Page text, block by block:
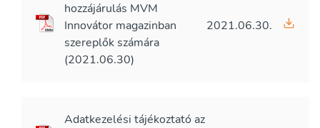
hozzájárulás MVM
Innovátor magazinban
szereplők számára
(2021.06.30)
2021.06.30.
Adatkezelési tájékoztató az